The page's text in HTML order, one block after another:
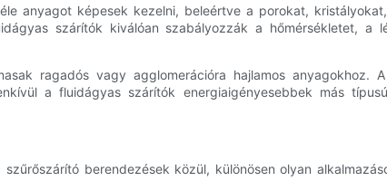
anyagot képesek kezelni, beleértve a porokat,
szárítók kiválóan szabályozzák a hőmérsékletet,
ragadós vagy agglomerációra hajlamos anyagokhoz.
a fluidágyas szárítók energiaigényesebbek más
berendezések közül, különösen olyan